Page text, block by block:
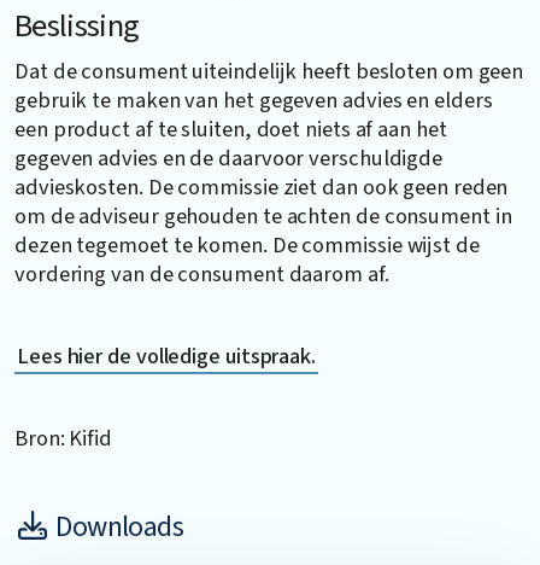
Beslissing
Dat de consument uiteindelijk heeft besloten om geen
gebruik te maken van het gegeven advies en elders
een product af te sluiten, doet niets af aan het
gegeven advies en de daarvoor verschuldigde
advieskosten. De commissie ziet dan ook geen reden
om de adviseur gehouden te achten de consument in
dezen tegemoet te komen. De commissie wijst de
vordering van de consument daarom af.
Lees hier de volledige uitspraak.
Bron: Kifid
Downloads